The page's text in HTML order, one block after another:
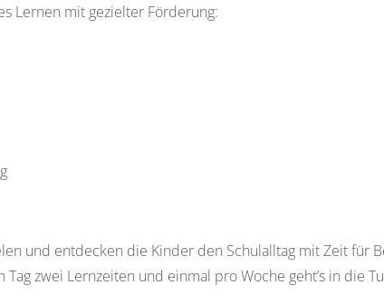
Lernen mit gezielter Förderung:
und entdecken die Kinder den Schulalltag mit Zeit für
zwei Lernzeiten und einmal pro Woche geht’s in die